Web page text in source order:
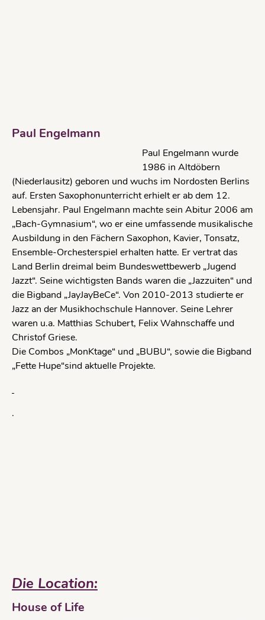
Paul Engelmann
Paul Engelmann wurde
1986 in Altdöbern
(Niederlausitz) geboren und wuchs im Nordosten Berlins
auf. Ersten Saxophonunterricht erhielt er ab dem 12.
Lebensjahr. Paul Engelmann machte sein Abitur 2006 am
„Bach-Gymnasium“, wo er eine umfassende musikalische
Ausbildung in den Fächern Saxophon, Kavier, Tonsatz,
Ensemble-Orchesterspiel erhalten hatte. Er vertrat das
Land Berlin dreimal beim Bundeswettbewerb „Jugend
Jazzt“. Seine wichtigsten Bands waren die „Jazzuiten“ und
die Bigband „JayJayBeCe“. Von 2010-2013 studierte er
Jazz an der Musikhochschule Hannover. Seine Lehrer
waren u.a. Matthias Schubert, Felix Wahnschaffe und
Christof Griese.
Die Combos „MonKtage“ und „BUBU“, sowie die Bigband
„Fette Hupe“sind aktuelle Projekte.
.
Die Location:
House of Life